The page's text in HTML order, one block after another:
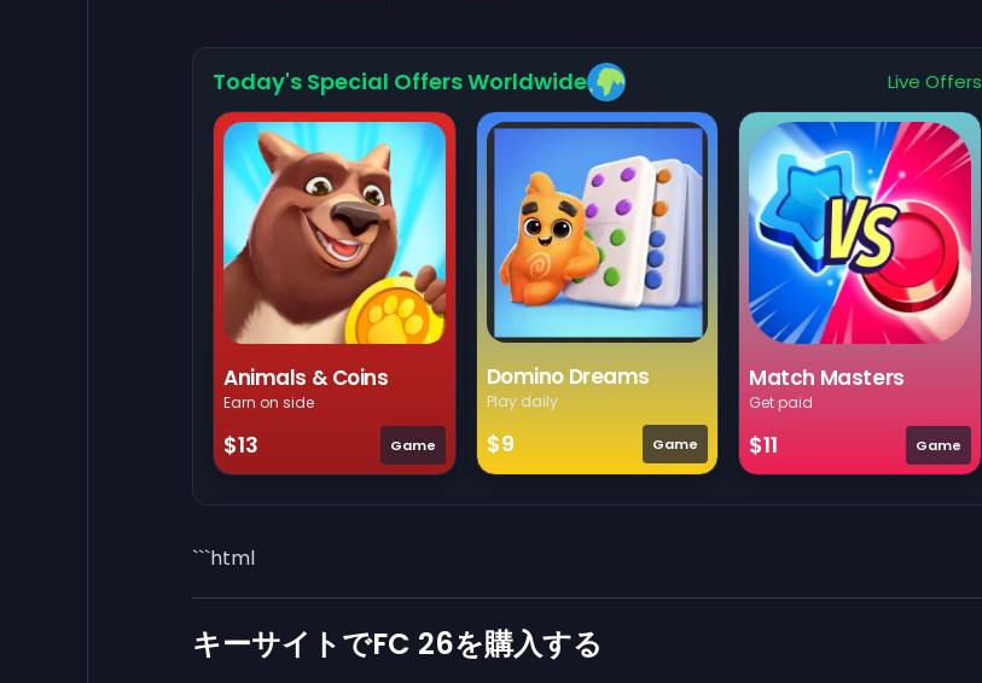
Today's Special Offers Worldwide Live Offers
Animals & Coins
Earn on side
$13 Game
Domino Dreams
Play daily
$9 Game
Match Masters
Get paid
$11 Game
```html
キーサイトでFC 26を購入する